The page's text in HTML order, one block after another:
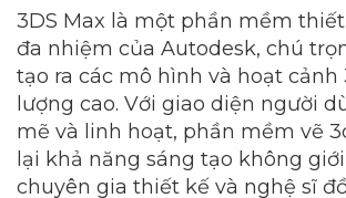
3DS Max là một phần mềm
đa nhiệm của Autodesk, chú
tạo ra các mô hình và hoạt cảnh
lượng cao. Với giao diện người
mẽ và linh hoạt, phần mềm vẽ
lại khả năng sáng tạo không
chuyên gia thiết kế và nghệ sĩ